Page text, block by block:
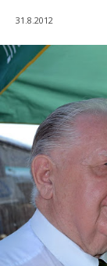
31.8.2012